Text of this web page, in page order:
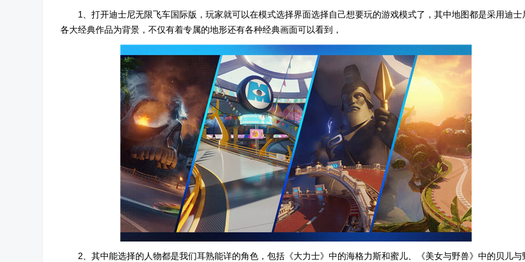
1、打开迪士尼无限飞车国际版，玩家就可以在模式选择界面选择自己想要玩的游戏模式了，其中地图都是采用迪士
各大经典作品为背景，不仅有着专属的地形还有各种经典画面可以看到，
2、其中能选择的人物都是我们耳熟能详的角色，包括《大力士》中的海格力斯和蜜儿、《美女与野兽》中的贝儿与